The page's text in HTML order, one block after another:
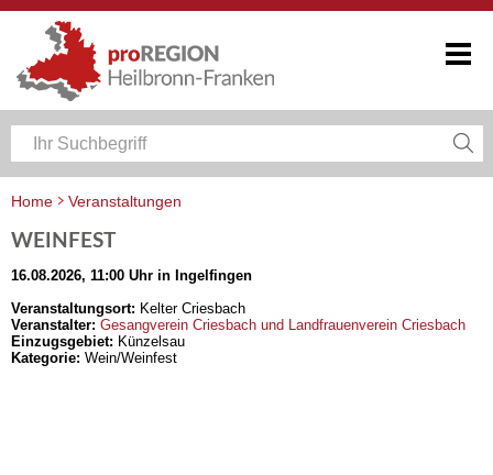
Home
Veranstaltungen
WEINFEST
16.08.2026, 11:00 Uhr in Ingelfingen
Veranstaltungsort: Kelter Criesbach
Veranstalter: Gesangverein Criesbach und Landfrauenverein Criesbach
Einzugsgebiet: Künzelsau
Kategorie: Wein/Weinfest